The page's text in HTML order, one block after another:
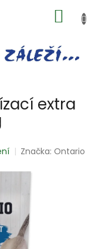
KOŠÍK
extra
Značka:Ontario